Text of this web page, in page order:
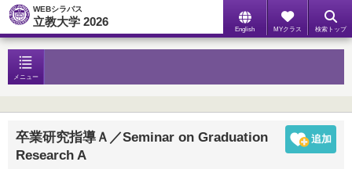
WEBシラバス
立教大学 2026
English MYクラス 検索トップ
メニュー
卒業研究指導Ａ／Seminar on Graduation
Research A